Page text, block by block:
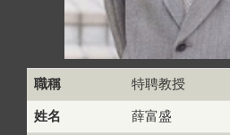
職稱
特聘教授
姓名
薛富盛